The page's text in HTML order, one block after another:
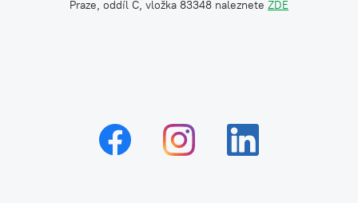
Praze, oddíl C, vložka 83348 naleznete ZDE